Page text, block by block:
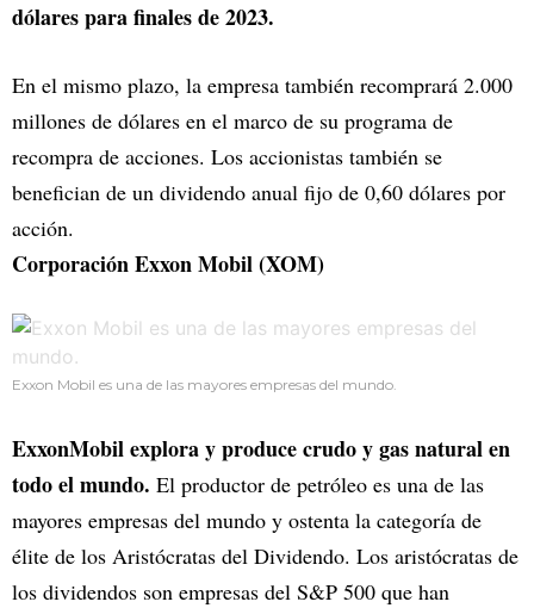
dólares para finales de 2023.
En el mismo plazo, la empresa también recomprará 2.000
millones de dólares en el marco de su programa de
recompra de acciones. Los accionistas también se
benefician de un dividendo anual fijo de 0,60 dólares por
acción.
Corporación Exxon Mobil (XOM)
Exxon Mobil es una de las mayores empresas del mundo.
ExxonMobil explora y produce crudo y gas natural en
todo el mundo. El productor de petróleo es una de las
mayores empresas del mundo y ostenta la categoría de
élite de los Aristócratas del Dividendo. Los aristócratas de
los dividendos son empresas del S&P 500 que han